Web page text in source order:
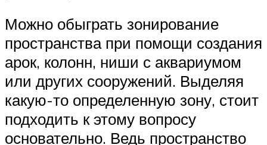
Можно обыграть зонирование
пространства при помощи создания
арок, колонн, ниши с аквариумом
или других сооружений. Выделяя
какую-то определенную зону, стоит
подходить к этому вопросу
основательно. Ведь пространство